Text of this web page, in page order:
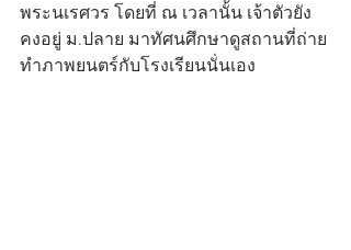
พระนเรศวร โดยที่ ณ เวลานั้น เจ้าตัวยัง
คงอยู่ ม.ปลาย มาทัศนศึกษาดูสถานที่ถ่าย
ทำภาพยนตร์กับโรงเรียนนั่นเอง